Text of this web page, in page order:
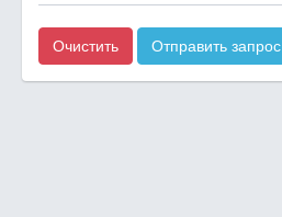
Очистить Отправить запрос